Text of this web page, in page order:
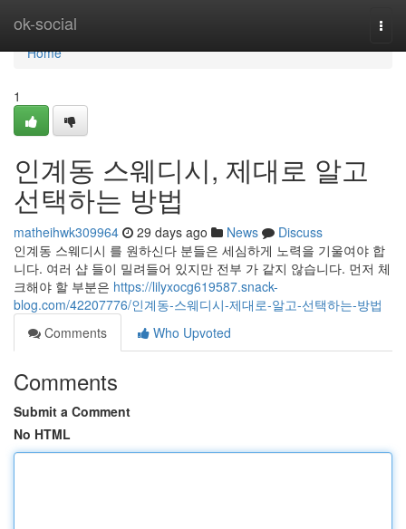
ok-social
Home
Home
1
인계동 스웨디시, 제대로 알고
선택하는 방법
matheihwk309964 29 days ago News
Discuss
인계동 스웨디시 를 원하신다 분들은 세심하게 노력을 기울여야 합
니다. 여러 샵 들이 밀려들어 있지만 전부 가 같지 않습니다. 먼저 체
크해야 할 부분은 https://lilyxocg619587.snack-
blog.com/42207776/인계동-스웨디시-제대로-알고-선택하는-방법
Comments
Who Upvoted
Comments
Submit a Comment
No HTML